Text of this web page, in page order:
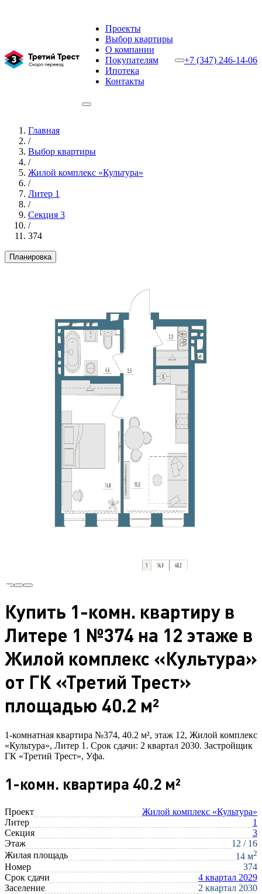
Проекты
Выбор квартиры
О компании
Покупателям
Ипотека
Контакты
+7 (347) 246-14-06
Главная
/
Выбор квартиры
/
Жилой комплекс «Культура»
/
Литер 1
/
Секция 3
/
374
Планировка
Купить 1-комн. квартиру в
Литере 1 №374 на 12 этаже в
Жилой комплекс «Культура»
от ГК «Третий Трест»
площадью 40.2 м²
1-комнатная квартира №374, 40.2 м², этаж 12, Жилой комплекс
«Культура», Литер 1. Срок сдачи: 2 квартал 2030. Застройщик
ГК «Третий Трест», Уфа.
1-комн. квартира 40.2 м²
Проект
Жилой комплекс «Культура»
Литер
1
Секция
3
Этаж
12 / 16
Жилая площадь
14 м2
Номер
374
Срок сдачи
4 квартал 2029
Заселение
2 квартал 2030